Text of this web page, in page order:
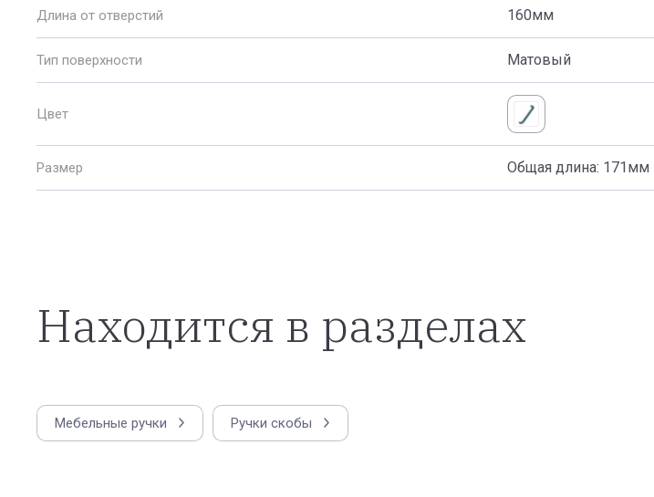
Длина от отверстий 160мм
Тип поверхности Матовый
Цвет
Размер Общая длина: 171мм
Находится в разделах
Мебельные ручки Ручки скобы